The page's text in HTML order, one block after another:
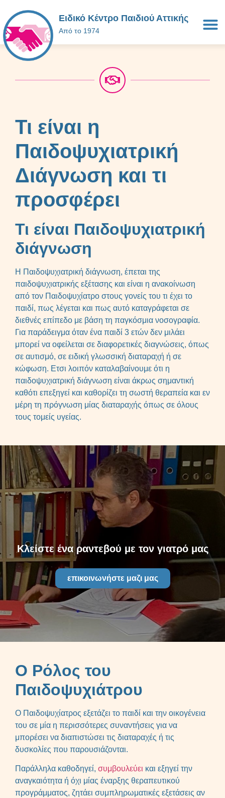
Ειδικό Κέντρο Παιδιού Αττικής
Από το 1974
Τι είναι η
Παιδοψυχιατρική
Διάγνωση και τι
προσφέρει
Τι είναι Παιδοψυχιατρική
διάγνωση
Η Παιδοψυχιατρική διάγνωση, έπεται της
παιδοψυχιατρικής εξέτασης και είναι η ανακοίνωση
από τον Παιδοψυχίατρο στους γονείς του τι έχει το
παιδί, πως λέγεται και πως αυτό καταγράφεται σε
διεθνές επίπεδο με βάση τη παγκόσμια νοσογραφία.
Για παράδειγμα όταν ένα παιδί 3 ετών δεν μιλάει
μπορεί να οφείλεται σε διαφορετικές διαγνώσεις, όπως
σε αυτισμό, σε ειδική γλωσσική διαταραχή ή σε
κώφωση. Ετσι λοιπόν καταλαβαίνουμε ότι η
παιδοψυχιατρική διάγνωση είναι άκρως σημαντική
καθότι επεξηγεί και καθορίζει τη σωστή θεραπεία και εν
μέρη τη πρόγνωση μίας διαταραχής όπως σε όλους
τους τομείς υγείας.
Κλείστε ένα ραντεβού με τον γιατρό μας
επικοινωνήστε μαζι μας
Ο Ρόλος του
Παιδοψυχιάτρου
Ο Παιδοψυχίατρος εξετάζει το παιδί και την οικογένεια
του σε μία η περισσότερες συναντήσεις για να
μπορέσει να διαπιστώσει τις διαταραχές ή τις
δυσκολίες που παρουσιάζονται.
Παράλληλα καθοδηγεί, συμβουλεύει και εξηγεί την
αναγκαιότητα ή όχι μίας έναρξης θεραπευτικού
προγράμματος, ζητάει συμπληρωματικές εξετάσεις αν